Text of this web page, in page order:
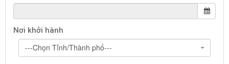
Nơi khởi hành
---Chọn Tỉnh/Thành phố---